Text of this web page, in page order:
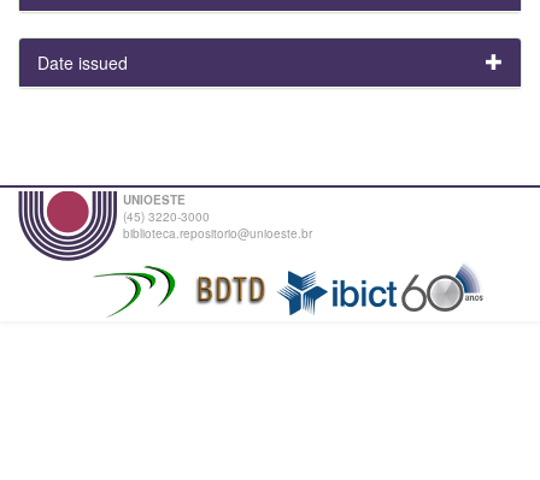
Date issued
UNIOESTE
(45) 3220-3000
biblioteca.repositorio@unioeste.br